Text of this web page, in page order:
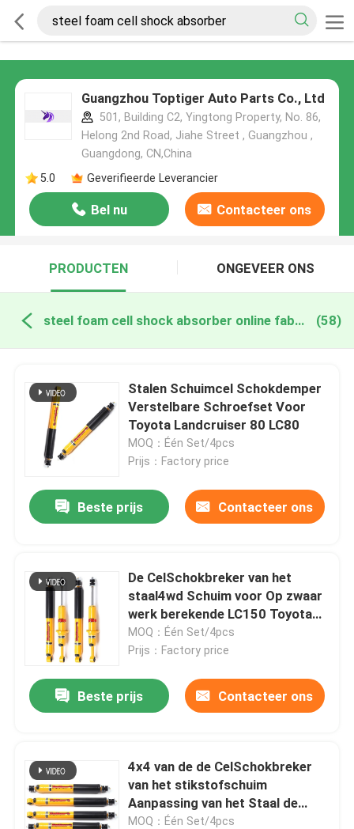
Guangzhou Toptiger Auto Parts Co., Ltd
501, Building C2, Yingtong Property, No. 86,
Helong 2nd Road, Jiahe Street , Guangzhou ,
Guangdong, CN,China
5.0
Geverifieerde Leverancier
Bel nu Contacteer ons
PRODUCTEN ONGEVEER ONS
steel foam cell shock absorber online fabricage (58)
Stalen Schuimcel Schokdemper
Verstelbare Schroefset Voor
Toyota Landcruiser 80 LC80
MOQ：Één Set/4pcs
Prijs：Factory price
Beste prijs Contacteer ons
De CelSchokbreker van het
staal4wd Schuim voor Op zwaar
werk berekende LC150 Toyota
Prado 120
MOQ：Één Set/4pcs
Prijs：Factory price
Beste prijs Contacteer ons
4x4 van de de CelSchokbreker
van het stikstofschuim
Aanpassing van het Staal de
Materiële 9 Stadium
MOQ：Één Set/4pcs